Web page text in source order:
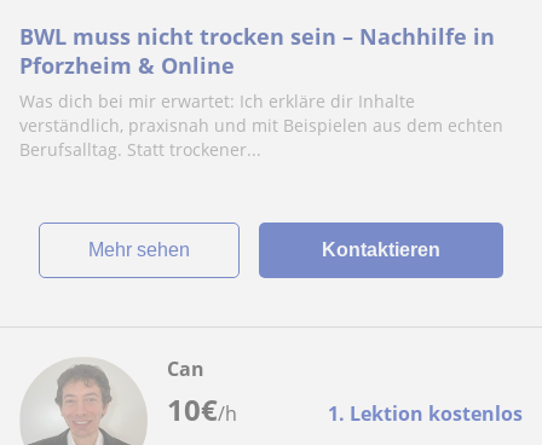
BWL muss nicht trocken sein – Nachhilfe in
Pforzheim & Online
Was dich bei mir erwartet: Ich erkläre dir Inhalte
verständlich, praxisnah und mit Beispielen aus dem echten
Berufsalltag. Statt trockener...
Mehr sehen Kontaktieren
10€/h 1. Lektion kostenlos
Can